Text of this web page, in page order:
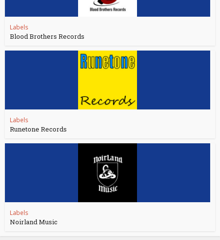
Labels
Blood Brothers Records
Labels
Runetone Records
Labels
Noirland Music